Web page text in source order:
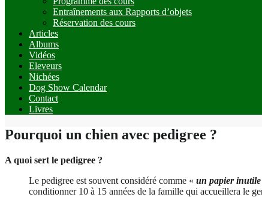
Entraînements aux Rapports d’objets
Réservation des cours
Articles
Albums
Vidéos
Eleveurs
Nichées
Dog Show Calendar
Contact
Livres
Pourquoi un chien avec pedigree ?
A quoi sert le pedigree ?
Le pedigree est souvent considéré comme « un papier inutile
conditionner 10 à 15 années de la famille qui accueillera le